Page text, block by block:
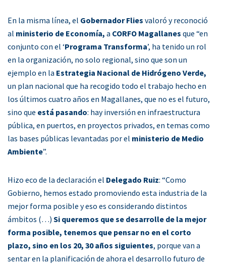
En la misma línea, el Gobernador Flies valoró y reconoció
al ministerio de Economía, a CORFO Magallanes que “en
conjunto con el ‘Programa Transforma’, ha tenido un rol
en la organización, no solo regional, sino que son un
ejemplo en la Estrategia Nacional de Hidrógeno Verde,
un plan nacional que ha recogido todo el trabajo hecho en
los últimos cuatro años en Magallanes, que no es el futuro,
sino que está pasando: hay inversión en infraestructura
pública, en puertos, en proyectos privados, en temas como
las bases públicas levantadas por el ministerio de Medio
Ambiente”.
Hizo eco de la declaración el Delegado Ruiz: “Como
Gobierno, hemos estado promoviendo esta industria de la
mejor forma posible y eso es considerando distintos
ámbitos (…) Si queremos que se desarrolle de la mejor
forma posible, tenemos que pensar no en el corto
plazo, sino en los 20, 30 años siguientes, porque van a
sentar en la planificación de ahora el desarrollo futuro de